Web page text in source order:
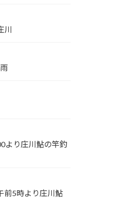
川
より庄川鮎の竿釣
前5時より庄川鮎